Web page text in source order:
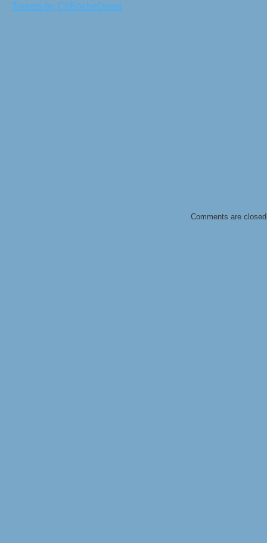
Comments are
Tweets by ChEocheDuval